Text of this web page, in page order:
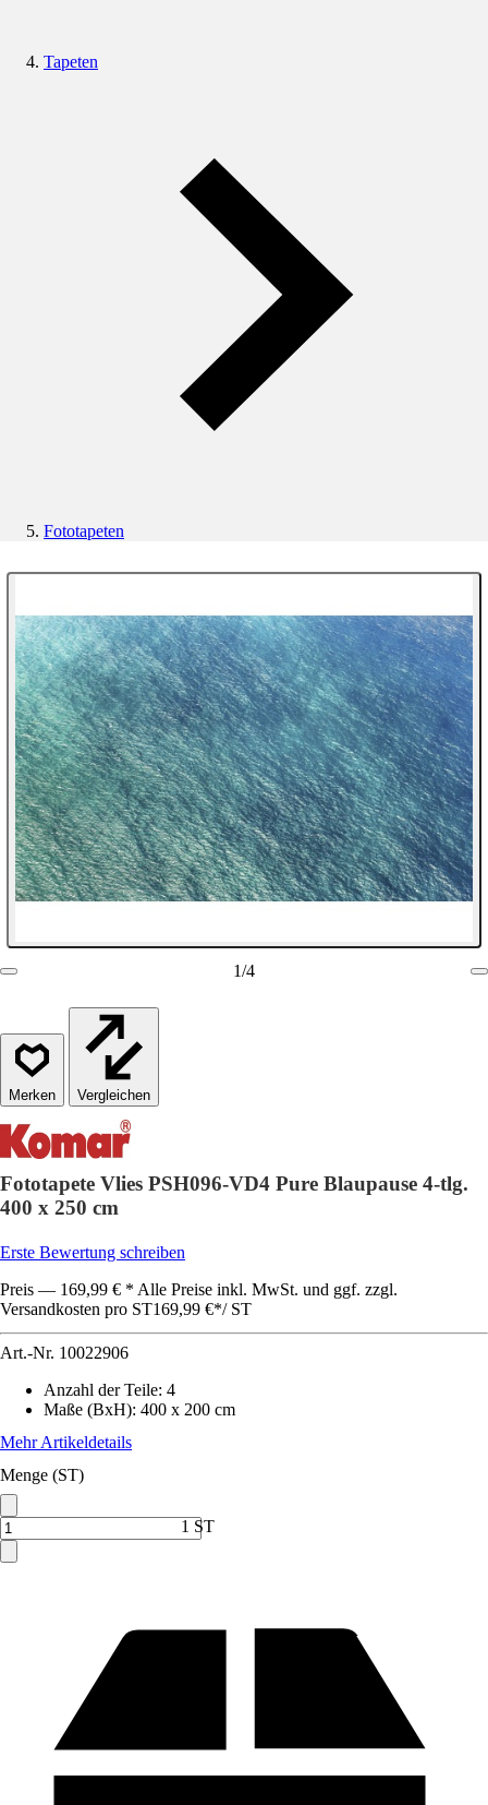
Tapeten
Fototapeten
1/4
Vergleichen
Fototapete Vlies PSH096-VD4 Pure Blaupause 4-tlg.
400 x 250 cm
Erste Bewertung schreiben
Preis — 169,99 € * Alle Preise inkl. MwSt. und ggf. zzgl.
Versandkosten pro ST169,99 €*/ ST
Art.-Nr. 10022906
Anzahl der Teile: 4
Maße (BxH): 400 x 200 cm
Mehr Artikeldetails
Menge (ST)
1 ST